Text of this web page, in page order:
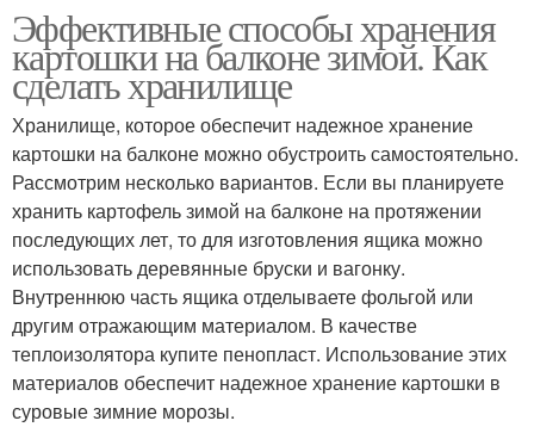
Эффективные способы хранения
картошки на балконе зимой. Как
сделать хранилище
Хранилище, которое обеспечит надежное хранение
картошки на балконе можно обустроить самостоятельно.
Рассмотрим несколько вариантов. Если вы планируете
хранить картофель зимой на балконе на протяжении
последующих лет, то для изготовления ящика можно
использовать деревянные бруски и вагонку.
Внутреннюю часть ящика отделываете фольгой или
другим отражающим материалом. В качестве
теплоизолятора купите пенопласт. Использование этих
материалов обеспечит надежное хранение картошки в
суровые зимние морозы.